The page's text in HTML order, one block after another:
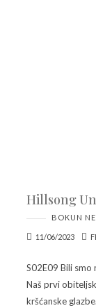
Hillsong
BOKUN
11/06/2023
S02E09 Bili smo
Naš prvi
kršćanske